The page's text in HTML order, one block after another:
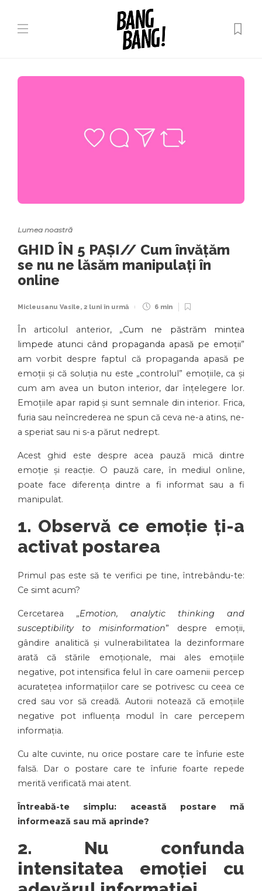
Lumea noastră
GHID ÎN 5 PAȘI// Cum învățăm
se nu ne lăsăm manipulați în
online
Micleusanu Vasile, 2 luni în urmă 6 min
În articolul anterior, „Cum ne păstrăm mintea
limpede atunci când propaganda apasă pe emoții”
am vorbit despre faptul că propaganda apasă pe
emoții și că soluția nu este „controlul” emoțiile, ca și
cum am avea un buton interior, dar înțelegere lor.
Emoțiile apar rapid și sunt semnale din interior. Frica,
furia sau neîncrederea ne spun că ceva ne-a atins, ne-
a speriat sau ni s-a părut nedrept.
Acest ghid este despre acea pauză mică dintre
emoție și reacție. O pauză care, în mediul online,
poate face diferența dintre a fi informat sau a fi
manipulat.
1. Observă ce emoție ți-a
activat postarea
Primul pas este să te verifici pe tine, întrebându-te:
Ce simt acum?
Cercetarea „Emotion, analytic thinking and
susceptibility to misinformation” despre emoții,
gândire analitică și vulnerabilitatea la dezinformare
arată că stările emoționale, mai ales emoțiile
negative, pot intensifica felul în care oamenii percep
acuratețea informațiilor care se potrivesc cu ceea ce
cred sau vor să creadă. Autorii notează că emoțiile
negative pot influența modul în care percepem
informația.
Cu alte cuvinte, nu orice postare care te înfurie este
falsă. Dar o postare care te înfurie foarte repede
merită verificată mai atent.
Întreabă-te simplu: această postare mă
informează sau mă aprinde?
2. Nu confunda
intensitatea emoției cu